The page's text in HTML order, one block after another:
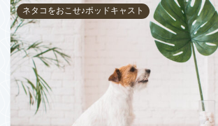
ネタコをおこせ♪ポッドキャスト